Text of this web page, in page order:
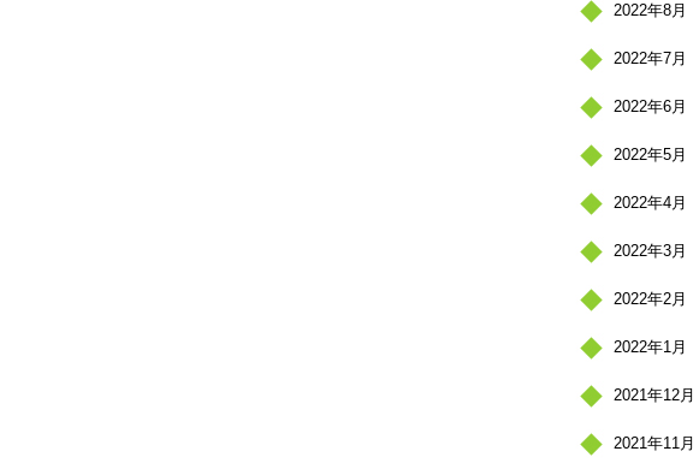
2022年8月
2022年7月
2022年6月
2022年5月
2022年4月
2022年3月
2022年2月
2022年1月
2021年12月
2021年11月